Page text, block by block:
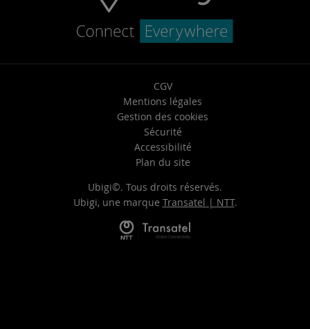
CGV
Mentions légales
Gestion des cookies
Sécurité
Accessibilité
Plan du site
Ubigi©. Tous droits réservés.
Ubigi, une marque Transatel | NTT.